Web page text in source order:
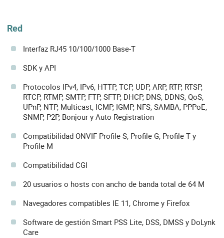
Red
Interfaz RJ45 10/100/1000 Base-T
SDK y API
Protocolos IPv4, IPv6, HTTP, TCP, UDP, ARP, RTP, RTSP,
RTCP, RTMP, SMTP, FTP, SFTP, DHCP, DNS, DDNS, QoS,
UPnP, NTP, Multicast, ICMP, IGMP, NFS, SAMBA, PPPoE,
SNMP, P2P, Bonjour y Auto Registration
Compatibilidad ONVIF Profile S, Profile G, Profile T y
Profile M
Compatibilidad CGI
20 usuarios o hosts con ancho de banda total de 64 M
Navegadores compatibles IE 11, Chrome y Firefox
Software de gestión Smart PSS Lite, DSS, DMSS y DoLynk
Care